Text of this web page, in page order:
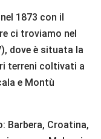
1873 con il
ci troviamo nel
dove è situata la
terreni coltivati a
e Montù
Barbera, Croatina,